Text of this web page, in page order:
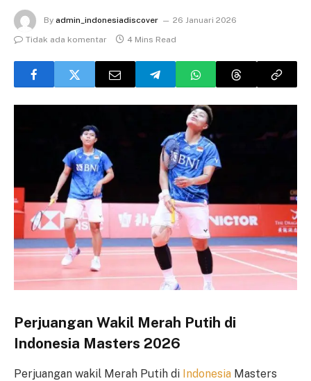
By admin_indonesiadiscover
26 Januari 2026
Tidak ada komentar
4 Mins Read
Perjuangan Wakil Merah Putih di
Indonesia Masters 2026
Perjuangan wakil Merah Putih di Indonesia Masters